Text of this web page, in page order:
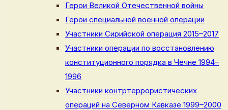
Герои Великой Отечественной войны
Герои специальной военной операции
Участники Сирийской операция 2015–2017
Участники операции по восстановлению
конституционного порядка в Чечне 1994–
1996
Участники контртеррористических
операций на Северном Кавказе 1999–2000